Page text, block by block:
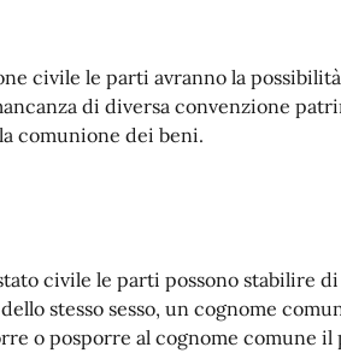
civile le parti avranno la
di diversa convenzione
comunione dei beni.
civile le parti possono stabilire di
stesso sesso, un cognome
o posporre al cognome comune